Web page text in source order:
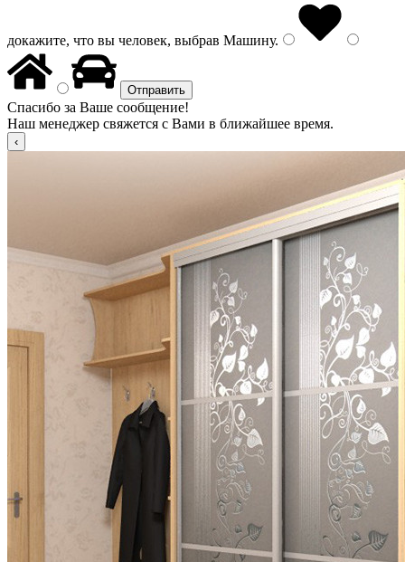
докажите, что вы человек, выбрав Машину.
Спасибо за Ваше сообщение!
Наш менеджер свяжется с Вами в ближайшее время.